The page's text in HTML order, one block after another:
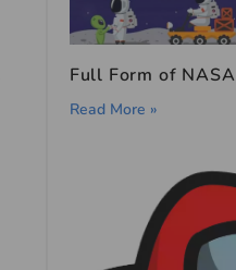
Full Form of NASA
Read More »